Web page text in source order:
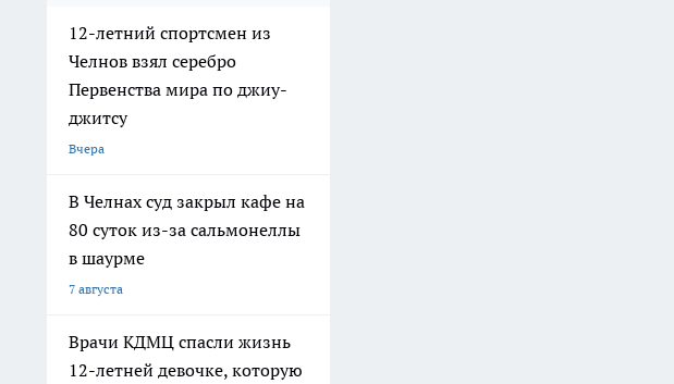
12-летний спортсмен из
Челнов взял серебро
Первенства мира по джиу-
джитсу
Вчера
В Челнах суд закрыл кафе на
80 суток из-за сальмонеллы
в шаурме
7 августа
Врачи КДМЦ спасли жизнь
12-летней девочке, которую